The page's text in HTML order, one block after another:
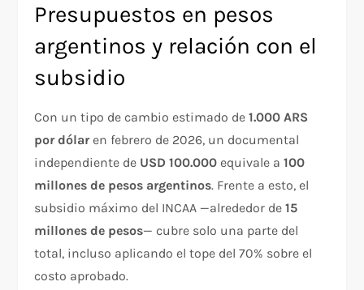
Presupuestos en pesos
argentinos y relación con el
subsidio
Con un tipo de cambio estimado de1.000 ARS
por dólaren febrero de 2026, un documental
independiente de USD 100.000 equivale a100
millones de pesos argentinos. Frente a esto, el
subsidio máximo del INCAA —alrededor de15
millones de pesos— cubre solo una parte del
total, incluso aplicando el tope del 70% sobre el
costo aprobado.